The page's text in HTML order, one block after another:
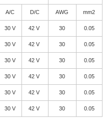
A/C D/C AWG mm2
30 V 42 V 30 0.05
30 V 42 V 30 0.05
30 V 42 V 30 0.05
30 V 42 V 30 0.05
30 V 42 V 30 0.05
30 V 42 V 30 0.05